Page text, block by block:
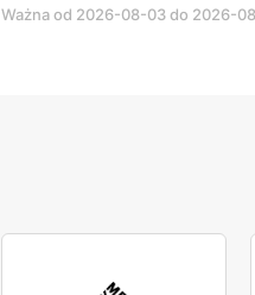
Ważna od 2026-08-03 do 2026-